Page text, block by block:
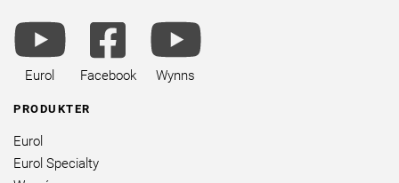
youtube
brands
Eurol
facebook
square
brands
Facebook
Wynns
PRODUKTER
Eurol
Eurol Specialty